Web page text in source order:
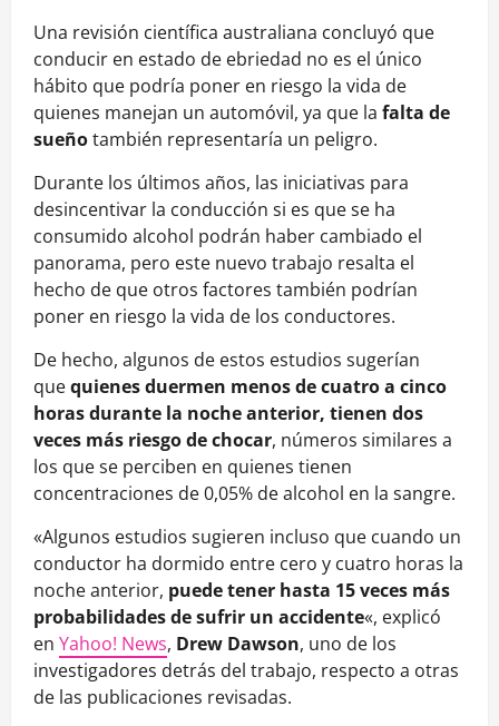
Una revisión científica australiana concluyó que
conducir en estado de ebriedad no es el único
hábito que podría poner en riesgo la vida de
quienes manejan un automóvil, ya que la falta de
sueñotambién representaría un peligro.
Durante los últimos años, las iniciativas para
desincentivar la conducción si es que se ha
consumido alcohol podrán haber cambiado el
panorama, pero este nuevo trabajo resalta el
hecho de que otros factores también podrían
poner en riesgo la vida de los conductores.
De hecho, algunos de estos estudios sugerían
quequienes duermen menos de cuatro a cinco
horas durante la noche anterior, tienen dos
veces más riesgo de chocar, números similares a
los que se perciben en quienes tienen
concentraciones de 0,05% de alcohol en la sangre.
«Algunos estudios sugieren incluso que cuando un
conductor ha dormido entre cero y cuatro horas la
noche anterior, puede tener hasta 15 veces más
probabilidades de sufrir un accidente«, explicó
en Yahoo! News, Drew Dawson, uno de los
investigadores detrás del trabajo, respecto a otras
de las publicaciones revisadas.